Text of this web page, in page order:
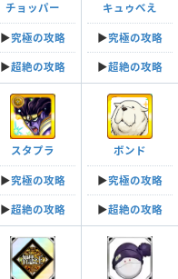
チョッパー
▶︎究極の攻略
▶︎超絶の攻略
キュゥべえ
▶︎究極の攻略
▶︎超絶の攻略
スタプラ
▶︎究極の攻略
▶︎超絶の攻略
ボンド
▶︎究極の攻略
▶︎超絶の攻略